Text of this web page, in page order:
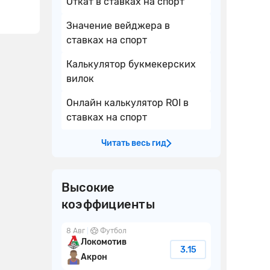
Значение вейджера в
ставках на спорт
Калькулятор букмекерских
вилок
Онлайн калькулятор ROI в
ставках на спорт
Читать весь гид
Высокие
коэффициенты
8 Авг Футбол
Локомотив
Акрон
3.15